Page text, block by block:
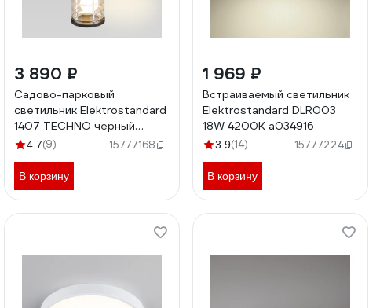
3 890 ₽
Садово-парковый
светильник Elektrostandard
1407 TECHNO черный
a032609
4.7(9) 15777168
В корзину
1 969 ₽
Встраиваемый светильник
Elektrostandard DLR003
18W 4200K a034916
3.9(14) 15777224
В корзину